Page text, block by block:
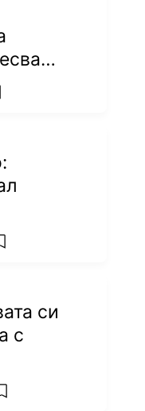
favorites
favorites
си
с
add favorites